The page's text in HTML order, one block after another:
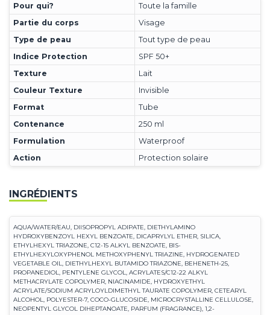
Pour qui?
Toute la famille
Partie du corps
Visage
Type de peau
Tout type de peau
Indice Protection
SPF 50+
Texture
Lait
Couleur Texture
Invisible
Format
Tube
Contenance
250 ml
Formulation
Waterproof
Action
Protection solaire
INGRÉDIENTS
AQUA/WATER/EAU, DIISOPROPYL ADIPATE, DIETHYLAMINO
HYDROXYBENZOYL HEXYL BENZOATE, DICAPRYLYL ETHER, SILICA,
ETHYLHEXYL TRIAZONE, C12-15 ALKYL BENZOATE, BIS-
ETHYLHEXYLOXYPHENOL METHOXYPHENYL TRIAZINE, HYDROGENATED
VEGETABLE OIL, DIETHYLHEXYL BUTAMIDO TRIAZONE, BEHENETH-25,
PROPANEDIOL, PENTYLENE GLYCOL, ACRYLATES/C12-22 ALKYL
METHACRYLATE COPOLYMER, NIACINAMIDE, HYDROXYETHYL
ACRYLATE/SODIUM ACRYLOYLDIMETHYL TAURATE COPOLYMER, CETEARYL
ALCOHOL, POLYESTER-7, COCO-GLUCOSIDE, MICROCRYSTALLINE CELLULOSE,
NEOPENTYL GLYCOL DIHEPTANOATE, PARFUM (FRAGRANCE), 1,2-